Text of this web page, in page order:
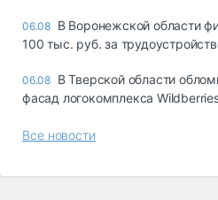
06.08 В Воронежской области
100 тыс. руб. за
06.08 В Тверской области
фасад логокомплекса
Все новости